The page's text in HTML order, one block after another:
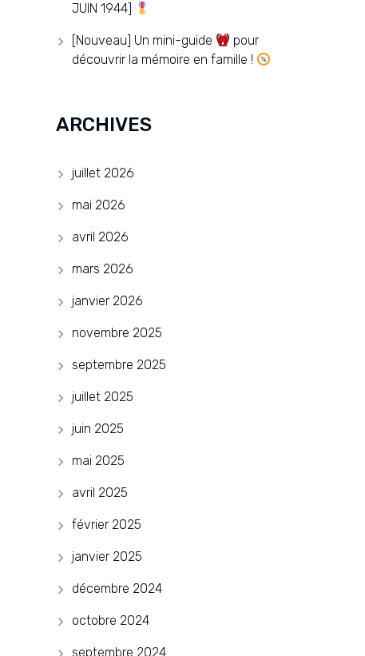
JUIN 1944]
[Nouveau] Un mini-guide
pour
découvrir la mémoire en famille !
ARCHIVES
juillet 2026
mai 2026
avril 2026
mars 2026
janvier 2026
novembre 2025
septembre 2025
juillet 2025
juin 2025
mai 2025
avril 2025
février 2025
janvier 2025
décembre 2024
octobre 2024
septembre 2024